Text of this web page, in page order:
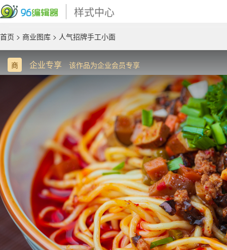
样式中心
首页 > 商业图库 > 人气招牌手工小面
商 企业专享 该作品为企业会员专享